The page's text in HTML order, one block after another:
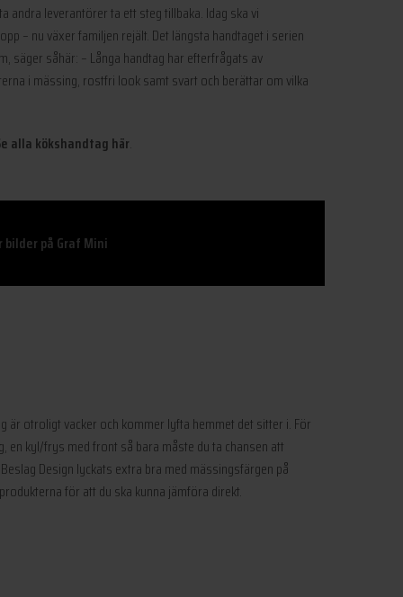
leverantörer ta ett steg tillbaka. Idag ska vi
– nu växer familjen rejält. Det längsta handtaget i serien
säger såhär: – Långa handtag har efterfrågats av
i mässing, rostfri look samt svart och berättar om vilka
alla kökshandtag här.
på Graf Mini
är otroligt vacker och kommer lyfta hemmet det sitter i. För
en kyl/frys med front så bara måste du ta chansen att
Design lyckats extra bra med mässingsfärgen på
för att du ska kunna jämföra direkt.